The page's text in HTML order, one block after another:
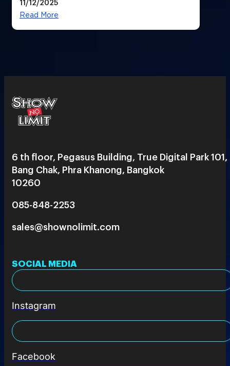
Read More
6 th floor, Pegasus Building, True Digital Park 101,
Bang Chak, Phra Khanong, Bangkok
10260
085-848-2253
sales@shownolimit.com
SOCIAL MEDIA
Instagram
Facebook